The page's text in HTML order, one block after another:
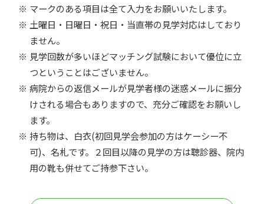
マークのある項目は全て入力をお願いいたします。
土曜日・日曜日・祝日・当直帯の見学対応はしており
ません。
見学回数が多いほどマッチング試験において優位に立
つということはございません。
病院からの返信メールが見学者様の迷惑メールに振分
けされる場合もありますので、充分ご確認をお願いし
ます。
持ち物は、白衣(初回見学会参加の方はケーシー不
可)、名札です。２回目以降の見学の方は聴診器、院内
用の靴も併せてご持参下さい。